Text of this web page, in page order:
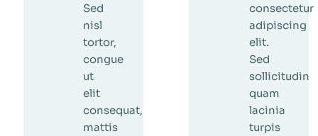
Sed
nisl
tortor,
congue
ut
elit
consequat,
mattis
consectetur
adipiscing
elit.
Sed
sollicitudin
quam
lacinia
turpis